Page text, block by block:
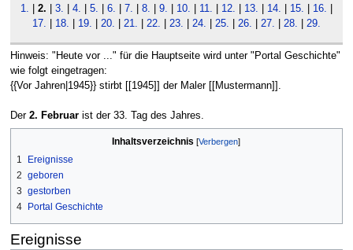
1. 2. 3. 4. 5. 6. 7. 8. 9. 10. 11. 12. 13. 14. 15. 16.
17.
18. 19. 20. 21. 22. 23. 24. 25. 26. 27. 28. 29.
Hinweis: "Heute vor ..." für die Hauptseite wird unter "Portal Geschichte"
wie folgt eingetragen:
{{Vor Jahren|1945}} stirbt [[1945]] der Maler [[Mustermann]].
Der 2. Februarist der 33. Tag des Jahres.
Inhaltsverzeichnis
1
Ereignisse
2 geboren
3 gestorben
4
Portal Geschichte
Ereignisse